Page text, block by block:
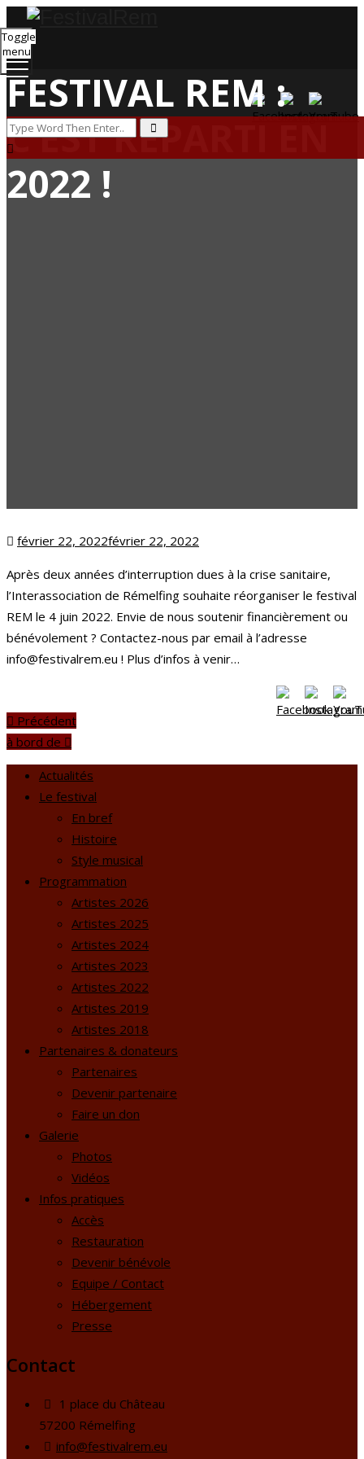
Toggle
menu
FESTIVAL REM :
C’EST REPARTI EN
2022 !
Posted
février 22, 2022février 22, 2022
Après deux années d’interruption dues à la crise sanitaire,
l’Interassociation de Rémelfing souhaite réorganiser le festival
REM le 4 juin 2022. Envie de nous soutenir financièrement ou
bénévolement ? Contactez-nous par email à l’adresse
info@festivalrem.eu ! Plus d’infos à venir…
Précédent
à bord de
Actualités
Le festival
En bref
Histoire
Style musical
Programmation
Artistes 2026
Artistes 2025
Artistes 2024
Artistes 2023
Artistes 2022
Artistes 2019
Artistes 2018
Partenaires & donateurs
Partenaires
Devenir partenaire
Faire un don
Galerie
Photos
Vidéos
Infos pratiques
Accès
Restauration
Devenir bénévole
Equipe / Contact
Hébergement
Presse
Contact
1 place du Château
57200 Rémelfing
info@festivalrem.eu